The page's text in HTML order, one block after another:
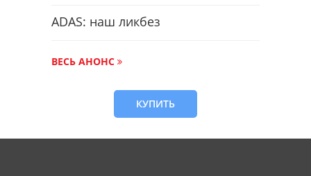
ADAS: наш ликбез
ВЕСЬ АНОНС
КУПИТЬ